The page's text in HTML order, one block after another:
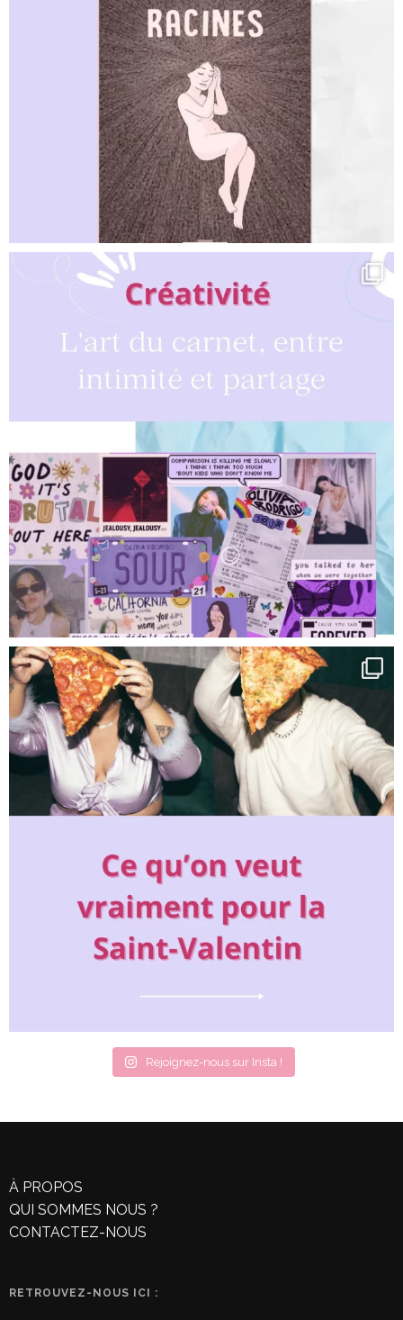
Rejoignez-nous sur Insta !
À PROPOS
QUI SOMMES NOUS ?
CONTACTEZ-NOUS
RETROUVEZ-NOUS ICI :